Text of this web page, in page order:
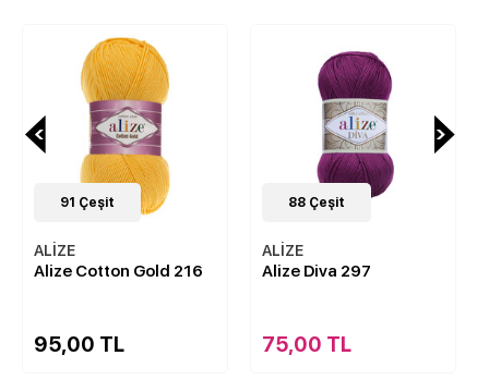
91 Çeşit
ALİZE
Alize Cotton Gold 216
95,00 TL
88 Çeşit
ALİZE
Alize Diva 297
75,00 TL